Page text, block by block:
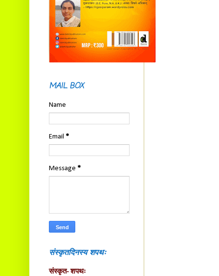
MAIL BOX
Name
Email *
Message *
संस्कृतदिनस्य शपथः
संस्कृत- शपथः